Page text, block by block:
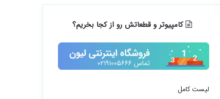
کامپیوتر و قطعاتش رو از کجا بخریم؟
لیست کامل